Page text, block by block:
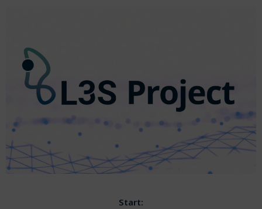
Start: